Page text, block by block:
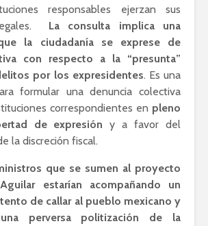
responsables ejerzan sus
La consulta implica una
la ciudadanía se exprese de
con respecto a la “presunta”
por los expresidentes. Es una
formular una denuncia colectiva
correspondientes en pleno
de expresión y a favor del
la discreción fiscal.
que se sumen al proyecto
estarían acompañando un
de callar al pueblo mexicano y
perversa politización de la